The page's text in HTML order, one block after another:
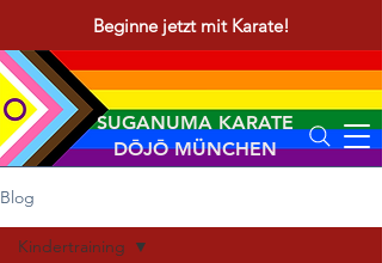
Beginne jetzt mit Karate!
SUGANUMA KARATE
DŌJŌ MÜNCHEN
Blog
Kindertraining